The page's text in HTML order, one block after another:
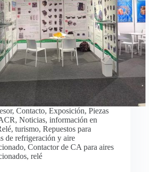
, Contacto, Exposición, Piezas
, Noticias, información en
, turismo, Repuestos para
de refrigeración y aire
, Contactor de CA para aires
, relé